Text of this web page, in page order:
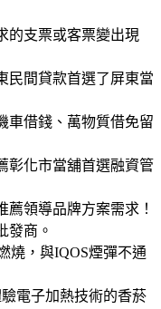
的支票或客票變出現
民間貸款首選了屏東當
車借錢、萬物質借免留
彰化市當舖首選融資管
領導品牌方案需求！
發商。
燒，與IQOS煙彈不通
電子加熱技術的香菸